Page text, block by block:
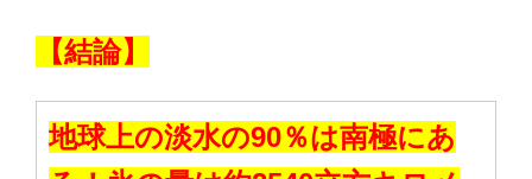
【結論】
地球上の淡水の90％は南極にあ